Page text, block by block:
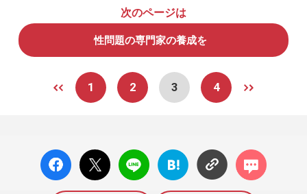
次のページは
性問題の専門家の養成を
1 2 3 4
facebo
ok い
X ポス
ト
LINE
はてな
ブック
コメン
ト